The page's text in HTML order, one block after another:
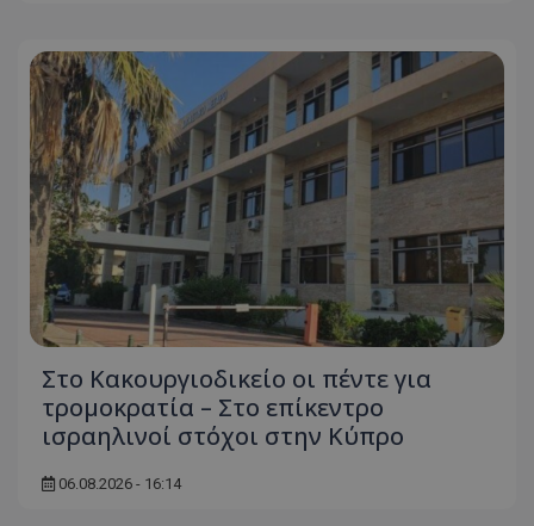
Στο Κακουργιοδικείο οι πέντε για
τρομοκρατία – Στο επίκεντρο
ισραηλινοί στόχοι στην Κύπρο
06.08.2026 - 16:14